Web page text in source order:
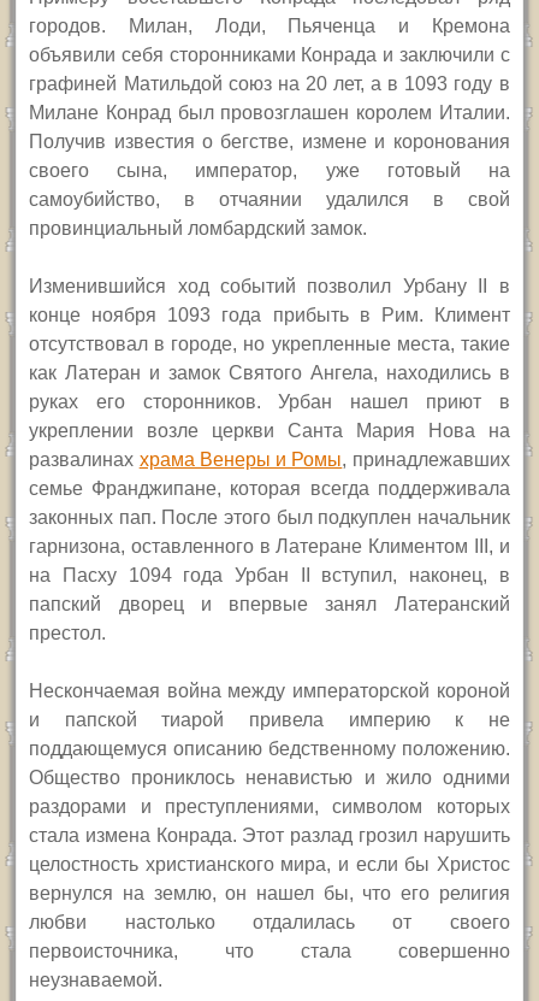
городов. Милан, Лоди, Пьяченца и Кремона
объявили себя сторонниками Конрада и заключили с
графиней Матильдой союз на 20 лет, а в 1093 году в
Милане Конрад был провозглашен королем Италии.
Получив известия о бегстве, измене и коронования
своего сына, император, уже готовый на
самоубийство, в отчаянии удалился в свой
провинциальный ломбардский замок.
Изменившийся ход событий позволил Урбану
в
конце ноября 1093 года прибыть в Рим. Климент
отсутствовал в городе, но укрепленные места, такие
как Латеран и замок Святого Ангела, находились в
руках его сторонников. Урбан нашел приют в
укреплении возле церкви Санта Мария Нова на
развалинах храма Венеры и Ромы, принадлежавших
семье Франджипане, которая всегда поддерживала
законных пап. После этого был подкуплен начальник
гарнизона, оставленного в Латеране Климентом
III, и
на Пасху 1094 года Урбан
вступил, наконец, в
папский дворец и впервые занял Латеранский
престол.
Нескончаемая война между императорской короной
и папской тиарой привела империю к не
поддающемуся описанию бедственному положению.
Общество прониклось ненавистью и жило одними
раздорами и преступлениями, символом которых
стала измена Конрада. Этот разлад грозил нарушить
целостность христианского мира, и если бы Христос
вернулся на землю, он нашел бы, что его религия
любви настолько отдалилась от своего
первоисточника, что стала совершенно
неузнаваемой.